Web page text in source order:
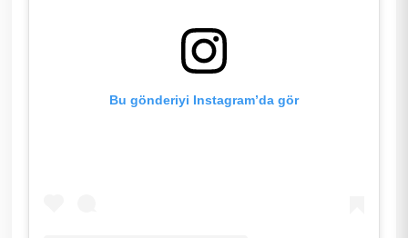
Bu gönderiyi Instagram’da gör